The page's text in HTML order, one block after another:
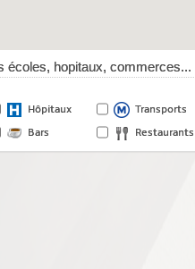
hopitaux, commerces...
Hôpitaux Transports
Bars Restaurants